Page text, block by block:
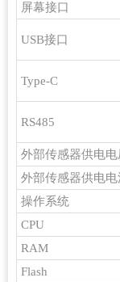
屏幕接口
USB接口
Type-C
RS485
外部传感器供电电
外部传感器供电电
操作系统
CPU
RAM
Flash